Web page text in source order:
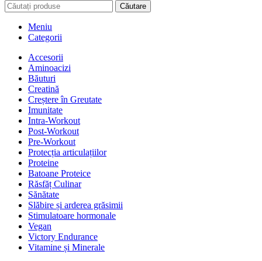
Căutare
Meniu
Categorii
Accesorii
Aminoacizi
Băuturi
Creatină
Creștere în Greutate
Imunitate
Intra-Workout
Post-Workout
Pre-Workout
Protecția articulațiilor
Proteine
Batoane Proteice
Răsfăț Culinar
Sănătate
Slăbire și arderea grăsimii
Stimulatoare hormonale
Vegan
Victory Endurance
Vitamine și Minerale